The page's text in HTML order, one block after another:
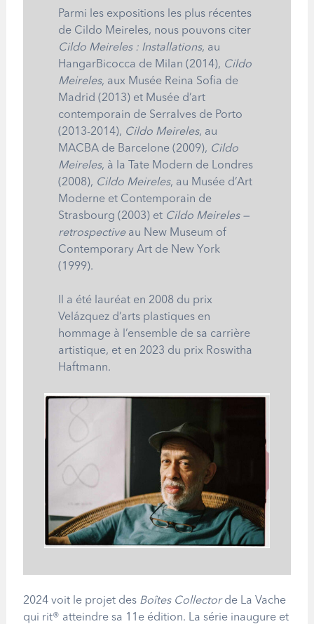
Parmi les expositions les plus récentes
de Cildo Meireles, nous pouvons citer
Cildo Meireles : Installations, au
HangarBicocca de Milan (2014), Cildo
Meireles, aux Musée Reina Sofia de
Madrid (2013) et Musée d’art
contemporain de Serralves de Porto
(2013-2014), Cildo Meireles, au
MACBA de Barcelone (2009), Cildo
Meireles, à la Tate Modern de Londres
(2008), Cildo Meireles, au Musée d’Art
Moderne et Contemporain de
Strasbourg (2003) et Cildo Meireles —
retrospectiveau New Museum of
Contemporary Art de New York
(1999).
Il a été lauréat en 2008 du prix
Velázquez d’arts plastiques en
hommage à l’ensemble de sa carrière
artistique, et en 2023 du prix Roswitha
Haftmann.
2024 voit le projet des Boîtes Collectorde La Vache
qui rit® atteindre sa 11e édition. La série inaugure et